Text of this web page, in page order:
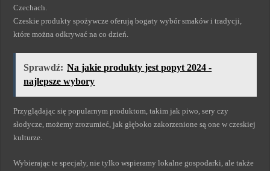
Czechach.
Czeskie produkty spożywcze oferują bogaty wybór smaków i tradycji,
które można odkrywać na co dzień.
Sprawdź: Na jakie produkty jest popyt 2024 -
najlepsze wybory
Przyglądając się popularnym produktom, takim jak piwo, sery czy
słodycze, możemy zrozumieć, jak głęboko zakorzenione są one w czeskiej
kulturze.
Wybierając te specjały, nie tylko wspieramy lokalne gospodarki, ale także